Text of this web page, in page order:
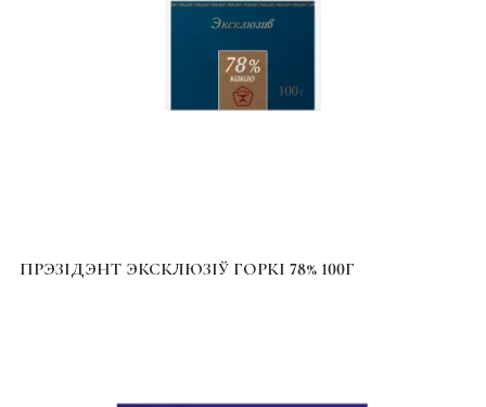
ПРЭЗІДЭНТ ЭКСКЛЮЗІЎ ГОРКІ 78% 100Г